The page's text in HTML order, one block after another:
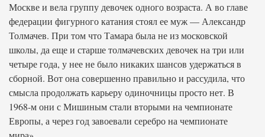
Москве и вела группу девочек одного возраста. А во главе
федерации фигурного катания стоял ее муж — Александр
Толмачев. При том что Тамара была не из московской
школы, да еще и старше толмачевских девочек на три или
четыре года, у нее не было никаких шансов удержаться в
сборной. Вот она совершенно правильно и рассудила, что
смысла продолжать карьеру одиночницы просто нет. В
1968-м они с Мишиным стали вторыми на чемпионате
Европы, а через год завоевали серебро на чемпионате